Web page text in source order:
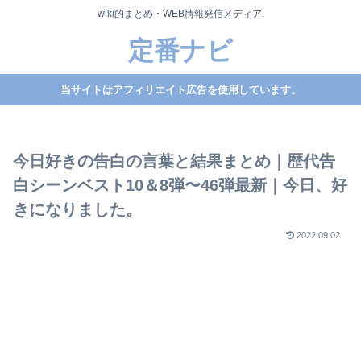
wiki的まとめ・WEB情報発信メディア.
定番ナビ
当サイトはアフィリエイト広告を使用しています。
今日好きの告白の言葉と結果まとめ｜歴代告
白シーンベスト10＆8弾〜46弾最新｜今日、好
きになりました。
2022.09.02